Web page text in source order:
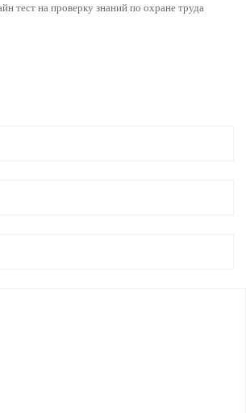
тест на проверку знаний по охране труда